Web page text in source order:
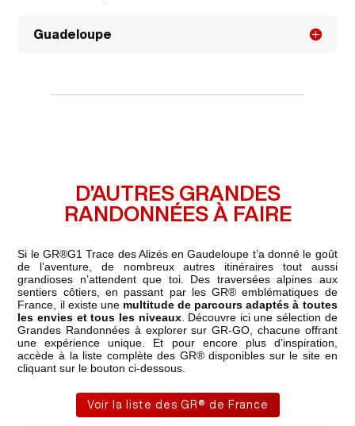
Guadeloupe
D’AUTRES GRANDES
RANDONNÉES À FAIRE
Si le GR®G1 Trace des Alizés en Gaudeloupe t’a donné le goût
de l’aventure, de nombreux autres itinéraires tout aussi
grandioses n’attendent que toi. Des traversées alpines aux
sentiers côtiers, en passant par les GR® emblématiques de
France, il existe une multitude de parcours adaptés à toutes
les envies et tous les niveaux. Découvre ici une sélection de
Grandes Randonnées à explorer sur GR-GO, chacune offrant
une expérience unique. Et pour encore plus d’inspiration,
accède à la liste complète des GR® disponibles sur le site en
cliquant sur le bouton ci-dessous.
Voir la liste des GR® de France